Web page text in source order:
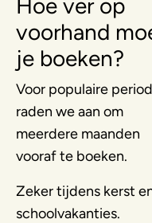
voorhand
je boeken?
Voor populaire
raden we aan om
meerdere maanden
vooraf te boeken.
Zeker tijdens kerst
schoolvakanties.